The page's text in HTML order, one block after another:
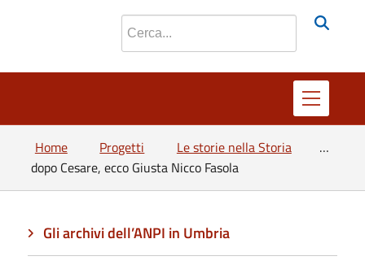
Cerca nel sito
Home Progetti Le storie nella Storia
…
dopo Cesare, ecco Giusta Nicco Fasola
Gli archivi dell’ANPI in Umbria